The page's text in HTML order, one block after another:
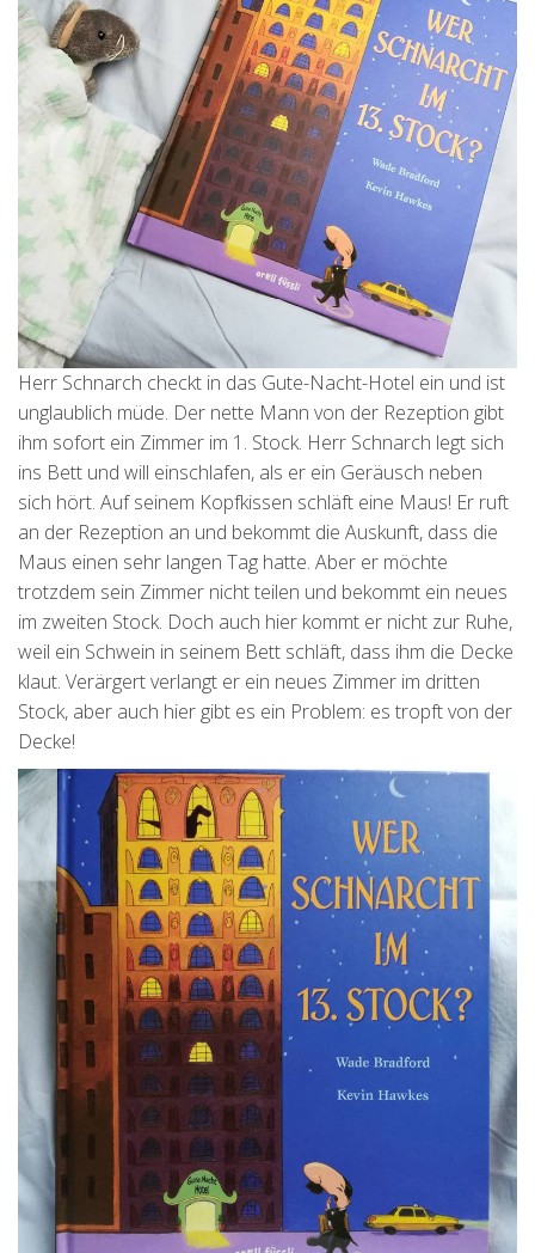
Herr Schnarch checkt in das Gute-Nacht-Hotel ein und ist
unglaublich müde. Der nette Mann von der Rezeption gibt
ihm sofort ein Zimmer im 1. Stock. Herr Schnarch legt sich
ins Bett und will einschlafen, als er ein Geräusch neben
sich hört. Auf seinem Kopfkissen schläft eine Maus! Er ruft
an der Rezeption an und bekommt die Auskunft, dass die
Maus einen sehr langen Tag hatte. Aber er möchte
trotzdem sein Zimmer nicht teilen und bekommt ein neues
im zweiten Stock. Doch auch hier kommt er nicht zur Ruhe,
weil ein Schwein in seinem Bett schläft, dass ihm die Decke
klaut. Verärgert verlangt er ein neues Zimmer im dritten
Stock, aber auch hier gibt es ein Problem: es tropft von der
Decke!